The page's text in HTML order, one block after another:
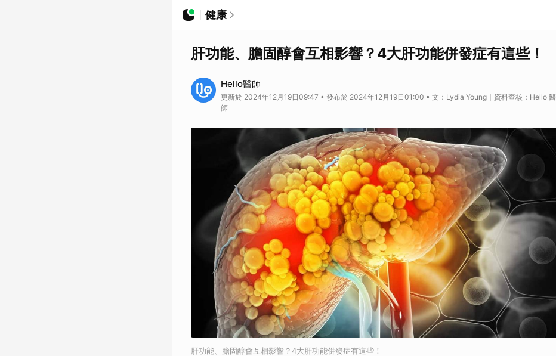
健康
肝功能、膽固醇會互相影響？4大肝功能併發症有這些！
Hello醫師
更新於 2024年12月19日09:47 • 發布於 2024年12月19日01:00 • 文：Lydia Young｜資料查核：Hello 醫
師
肝功能、膽固醇會互相影響？4大肝功能併發症有這些！